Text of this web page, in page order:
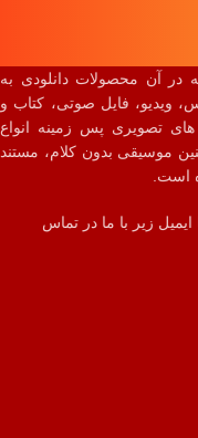
آن محصولات دانلودی به
فایل صوتی، کتاب و
های تصویری پس زمینه انواع
موسیقی بدون کلام، مستند
است.
زیر با ما در تماس